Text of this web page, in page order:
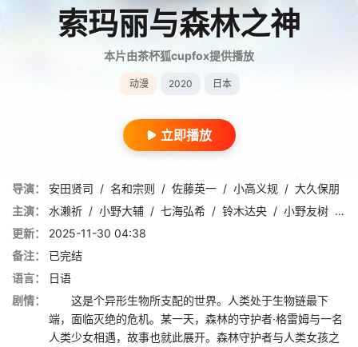
索玛丽与森林之神
本片由茶杯狐cupfox提供播放
动漫 2020 日本
立即播放
导演： 安田贤司 / 名和宗则 / 佐藤英一 / 小高义规 / 大久保朋
主演：
水濑祈 / 小野大辅 / 七海弘希 / 铃木达央 / 小野友树 /
更新：
2025-11-30 04:38
备注：
已完结
语言：
日语
剧情：
这是个异形生物所支配的世界。人类处于生物链最下
端，面临灭绝的危机。某一天，森林的守护者·格雷姆与一名
人类少女相遇，故事也就此展开。森林守护者与人类女孩之